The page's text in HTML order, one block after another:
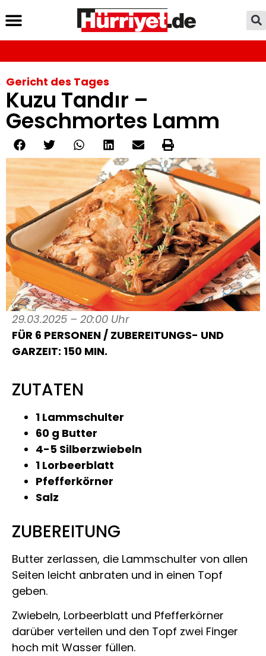
Gericht des Tages
Kuzu Tandır –
Geschmortes Lamm
29.03.2025 – 20:00 Uhr
FÜR 6 PERSONEN / ZUBEREITUNGS- UND
GARZEIT: 150 MIN.
ZUTATEN
1 Lammschulter
60 g Butter
4-5 Silberzwiebeln
1 Lorbeerblatt
Pfefferkörner
Salz
ZUBEREITUNG
Butter zerlassen, die Lammschulter von allen
Seiten leicht anbraten und in einen Topf
geben.
Zwiebeln, Lorbeerblatt und Pfefferkörner
darüber verteilen und den Topf zwei Finger
hoch mit Wasser füllen.